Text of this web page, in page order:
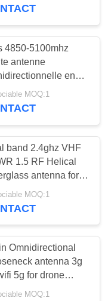
109
de
rf
36
petite taille
4850-5100mhz
antenne
en
de trèfle pour
de brouillage
MOQ:1
band 2.4ghz VHF
1.5 RF Helical
antenna for
FPV jammer
MOQ:1
Omnidirectional
antenna 3g
5g for drone
system
MOQ:1